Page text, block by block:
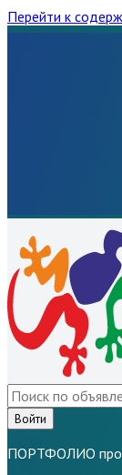
Перейти к
Войти
ПОРТФОЛИО